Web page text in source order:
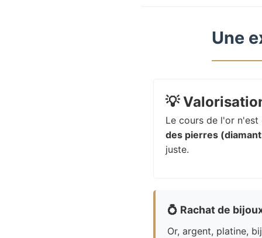
Une
💡
Le cours de l'or
des pierres
juste.
💍 Rachat de
Or, argent, platine,